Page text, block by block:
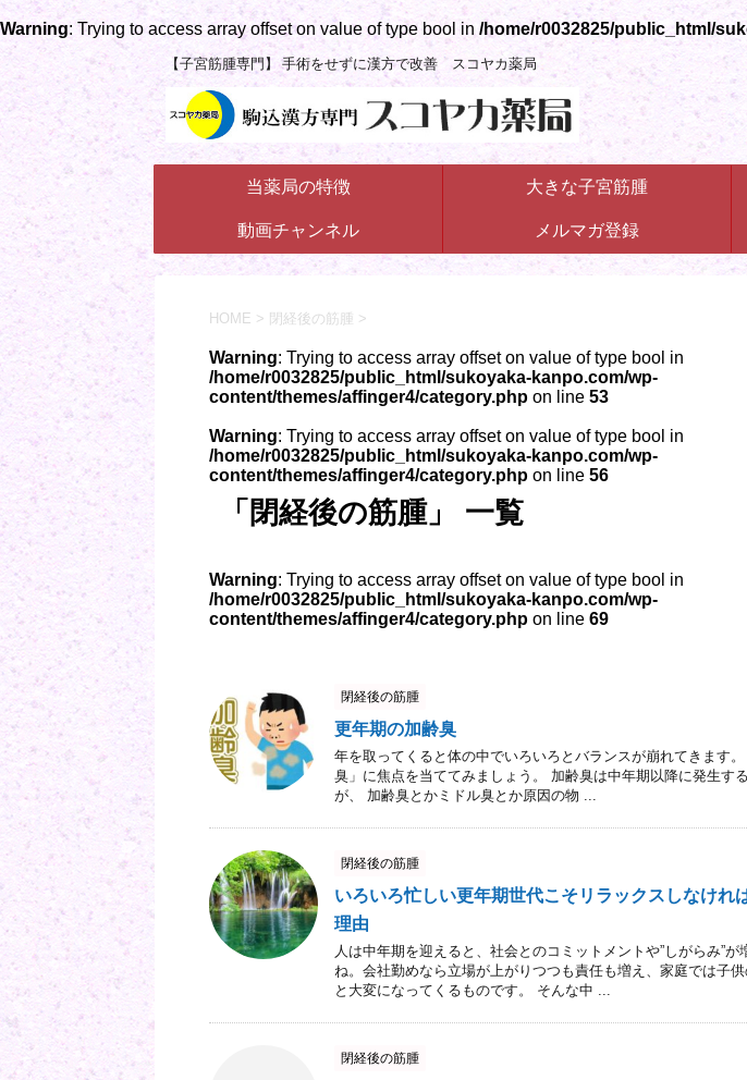
Warning: Trying to access array offset on value of type bool in /home/r0032825/public_html/
【子宮筋腫専門】 手術をせずに漢方で改善 スコヤカ薬局
当薬局の特徴 大きな子宮筋腫
動画チャンネル メルマガ登録
HOME > 閉経後の筋腫 >
Warning: Trying to access array offset on value of type bool in
/home/r0032825/public_html/sukoyaka-kanpo.com/wp-
content/themes/affinger4/category.php on line 53
Warning: Trying to access array offset on value of type bool in
/home/r0032825/public_html/sukoyaka-kanpo.com/wp-
content/themes/affinger4/category.php on line 56
「閉経後の筋腫」 一覧
Warning: Trying to access array offset on value of type bool in
/home/r0032825/public_html/sukoyaka-kanpo.com/wp-
content/themes/affinger4/category.php on line 69
閉経後の筋腫
更年期の加齢臭
年を取ってくると体の中でいろいろとバランスが崩れてきます
臭」に焦点を当ててみましょう。 加齢臭は中年期以降に発生す
が、 加齢臭とかミドル臭とか原因の物 ...
閉経後の筋腫
いろいろ忙しい更年期世代こそリラックスしなけれ
理由
人は中年期を迎えると、社会とのコミットメントや”しがらみ”が
ね。会社勤めなら立場が上がりつつも責任も増え、家庭では子
と大変になってくるものです。 そんな中 ...
閉経後の筋腫